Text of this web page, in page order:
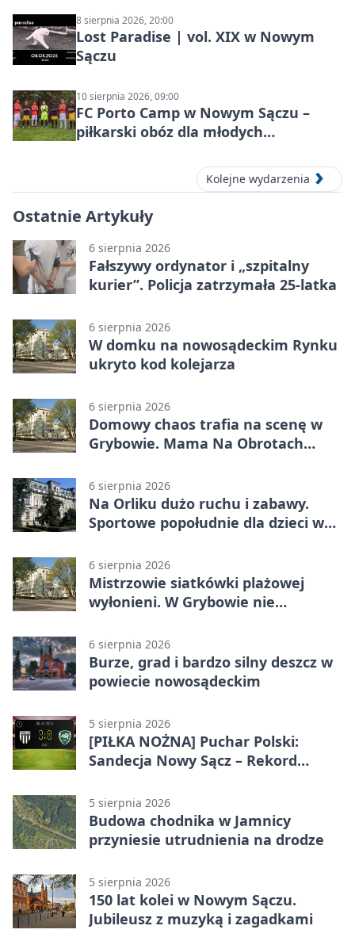
8 sierpnia 2026, 20:00
Lost Paradise | vol. XIX w Nowym
Sączu
10 sierpnia 2026, 09:00
FC Porto Camp w Nowym Sączu –
piłkarski obóz dla młodych
Kolejne wydarzenia
Ostatnie Artykuły
6 sierpnia 2026
Fałszywy ordynator i „szpitalny
kurier”. Policja zatrzymała 25-latka
6 sierpnia 2026
W domku na nowosądeckim Rynku
ukryto kod kolejarza
6 sierpnia 2026
Domowy chaos trafia na scenę w
Grybowie. Mama Na Obrotach
6 sierpnia 2026
Na Orliku dużo ruchu i zabawy.
Sportowe popołudnie dla dzieci w
6 sierpnia 2026
Mistrzowie siatkówki plażowej
wyłonieni. W Grybowie nie
6 sierpnia 2026
Burze, grad i bardzo silny deszcz w
powiecie nowosądeckim
5 sierpnia 2026
[PIŁKA NOŻNA] Puchar Polski:
Sandecja Nowy Sącz – Rekord
5 sierpnia 2026
Budowa chodnika w Jamnicy
przyniesie utrudnienia na drodze
5 sierpnia 2026
150 lat kolei w Nowym Sączu.
Jubileusz z muzyką i zagadkami